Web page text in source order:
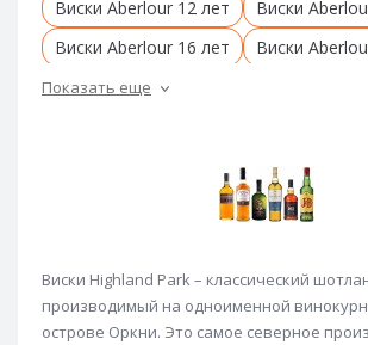
Виски Aberlour 12 лет
Виски
Виски Aberlour 16 лет
Виски
Виски Akashi
Виски Ardmore
Виски Arran 10 лет
Виски Balblair
Виски Ballantine's
Виски Ballantruan
Показать еще
Виски Highland Park – классический
производимый на одноименной
острове Оркни. Это самое северное